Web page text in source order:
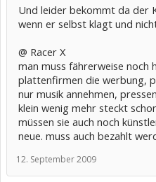
Und leider bekommt da der
wenn er selbst klagt und
@ Racer X
man muss fährerweise noch
plattenfirmen die werbung,
nur musik annehmen,
klein wenig mehr steckt
müssen sie auch noch
neue. muss auch bezahlt
12. September 2009